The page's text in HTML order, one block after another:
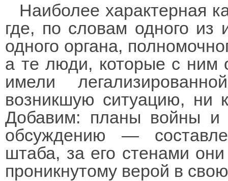
Наиболее характерная
где, по словам одного из
одного органа,
а те люди, которые с ним
имели
возникшую ситуацию, ни
Добавим: планы войны и
обсуждению —
штаба, за его стенами
проникнутому верой в